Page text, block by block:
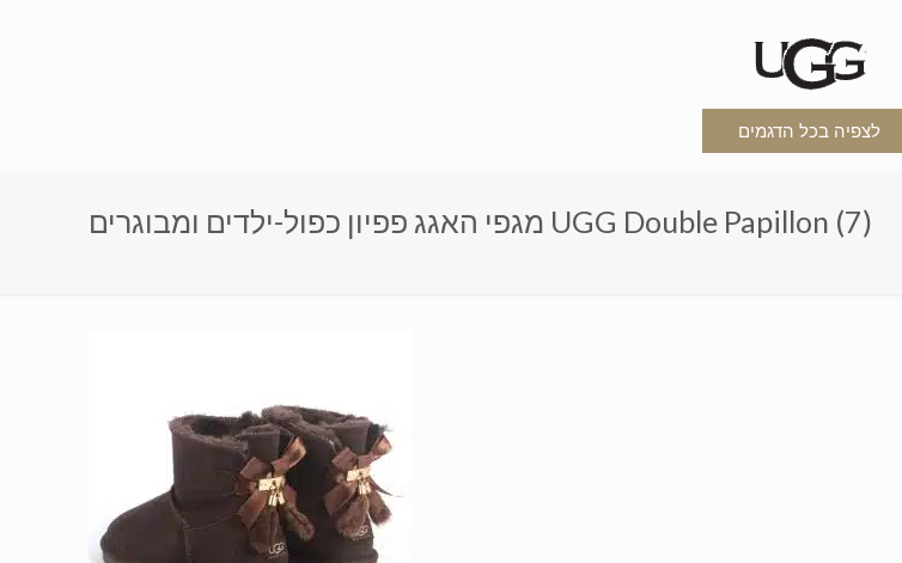
לצפיה בכל הדגמים
מגפי האגג פפיון כפול-ילדים ומבוגרים UGG Double Papillon (7)